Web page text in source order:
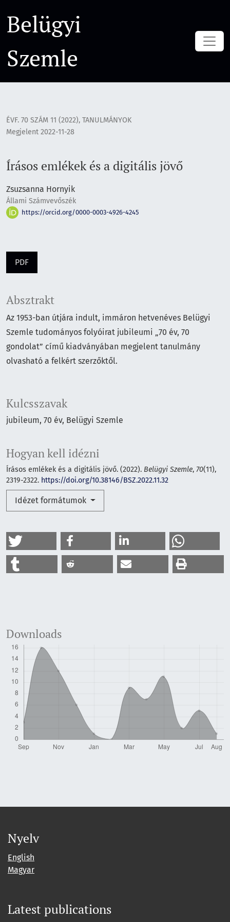
Belügyi
Szemle
ÉVF. 70 SZÁM 11 (2022), TANULMÁNYOK
Írásos emlékek és a digitális jövő
Megjelent 2022-11-28
Zsuzsanna Hornyik
Állami Számvevőszék
https://orcid.org/0000-0003-4926-4245
PDF
Kulcsszavak
jubileum 70 év Belügyi Szemle
Hogyan kell idézni
Írásos emlékek és a digitális jövő. (2022). Belügyi Szemle, 70(11),
2319-2322. https://doi.org/10.38146/BSZ.2022.11.32
Idézet formátumok
Absztrakt
Az 1953-ban útjára indult, immáron hetvenéves Belügyi
Szemle tudományos folyóirat jubileumi „70 év, 70
gondolat” című kiadványában megjelent tanulmány
olvasható a felkért szerzőktől.
Downloads
Nyelv
English
Magyar
Latest publications